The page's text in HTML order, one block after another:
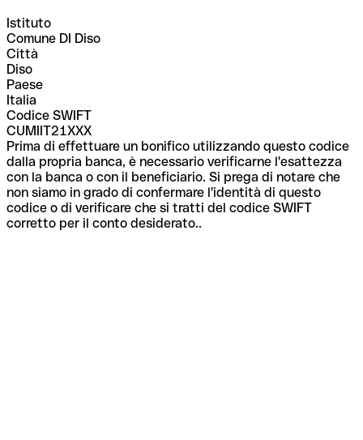
Istituto
Comune DI Diso
Città
Diso
Paese
Italia
Codice SWIFT
CUMIIT21XXX
Prima di effettuare un bonifico utilizzando questo codice
dalla propria banca, è necessario verificarne l'esattezza
con la banca o con il beneficiario. Si prega di notare che
non siamo in grado di confermare l'identità di questo
codice o di verificare che si tratti del codice SWIFT
corretto per il conto desiderato..